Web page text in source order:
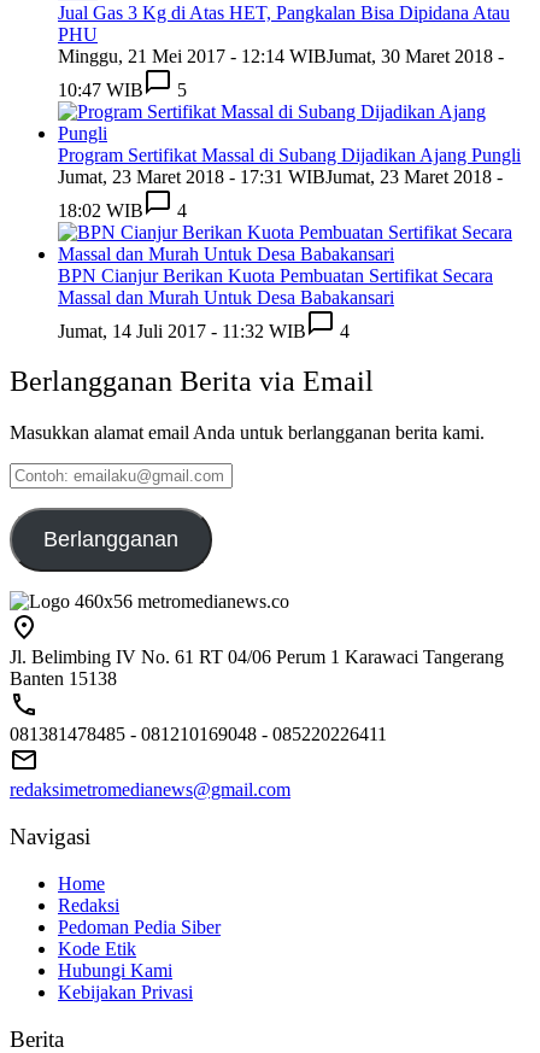
Jual Gas 3 Kg di Atas HET, Pangkalan Bisa Dipidana Atau
PHU
Minggu, 21 Mei 2017 - 12:14 WIBJumat, 30 Maret 2018 -
10:47 WIB
5
Program Sertifikat Massal di Subang Dijadikan Ajang Pungli
Jumat, 23 Maret 2018 - 17:31 WIBJumat, 23 Maret 2018 -
18:02 WIB
4
BPN Cianjur Berikan Kuota Pembuatan Sertifikat Secara
Massal dan Murah Untuk Desa Babakansari
Jumat, 14 Juli 2017 - 11:32 WIB
4
Berlangganan Berita via Email
Masukkan alamat email Anda untuk berlangganan berita kami.
Contoh:
emailaku@gmail.com
Berlangganan
Jl. Belimbing IV No. 61 RT 04/06 Perum 1 Karawaci Tangerang
Banten 15138
081381478485 - 081210169048 - 085220226411
redaksimetromedianews@gmail.com
Navigasi
Home
Redaksi
Pedoman Pedia Siber
Kode Etik
Hubungi Kami
Kebijakan Privasi
Berita